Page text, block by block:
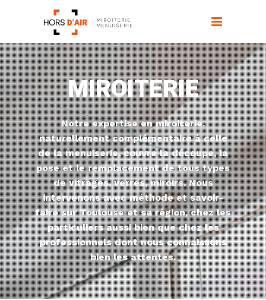
MIROITERIE
Notre expertise en miroiterie,
naturellement complémentaire à celle
de la menuiserie, couvre la découpe, la
pose et le remplacement de tous types
de vitrages, verres, miroirs. Nous
intervenons avec méthode et savoir-
faire sur Toulouse et sa région, chez les
particuliers aussi bien que chez les
professionnels dont nous connaissons
bien les attentes.